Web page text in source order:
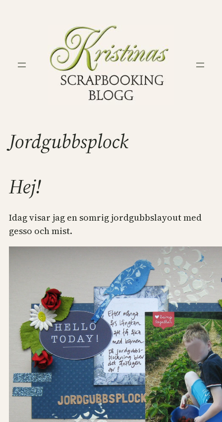
Jordgubbsplock
Hej!
Idag visar jag en somrig jordgubbslayout med
gesso och mist.